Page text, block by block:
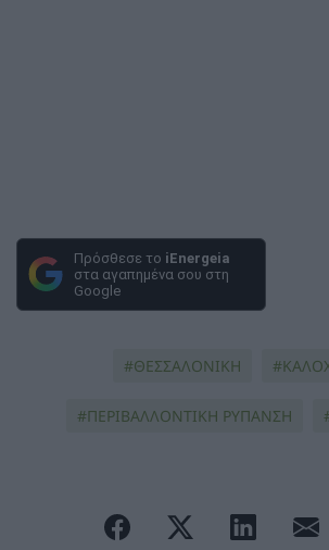
Πρόσθεσε το iEnergeia
στα αγαπημένα σου στη
Google
ΘΕΣΣΑΛΟΝΙΚΗ
ΠΕΡΙΒΑΛΛΟΝΤΙΚΉ ΡΎΠΑΝΣΗ